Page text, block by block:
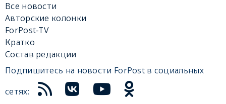
Все новости
Авторские колонки
ForPost-TV
Кратко
Состав редакции
Подпишитесь на новости ForPost в социальных
сетях: